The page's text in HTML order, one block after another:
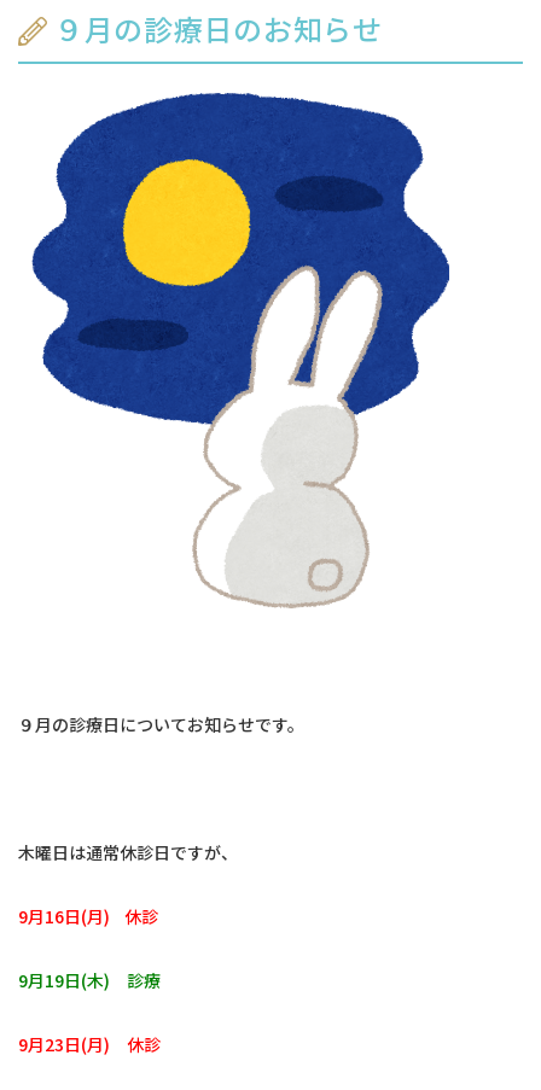
９月の診療日のお知らせ
９月の診療日についてお知らせです。
木曜日は通常休診日ですが、
9月16日(月) 休診
9月19日(木) 診療
9月23日(月) 休診